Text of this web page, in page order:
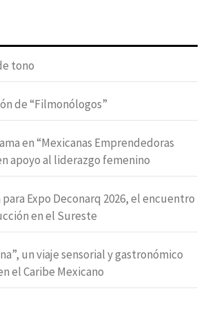
tono
de “Filmonólogos”
en “Mexicanas Emprendedoras
apoyo al liderazgo femenino
Expo Deconarq 2026, el encuentro
en el Sureste
un viaje sensorial y gastronómico
el Caribe Mexicano